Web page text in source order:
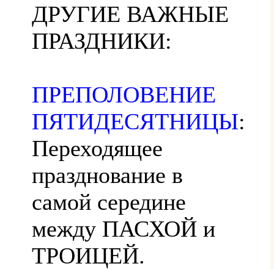
ДРУГИЕ ВАЖНЫЕ
ПРАЗДНИКИ:
ПРЕПОЛОВЕНИЕ
ПЯТИДЕСЯТНИЦЫ:
Переходящее
празднование в
самой середине
между ПАСХОЙ и
ТРОИЦЕЙ.